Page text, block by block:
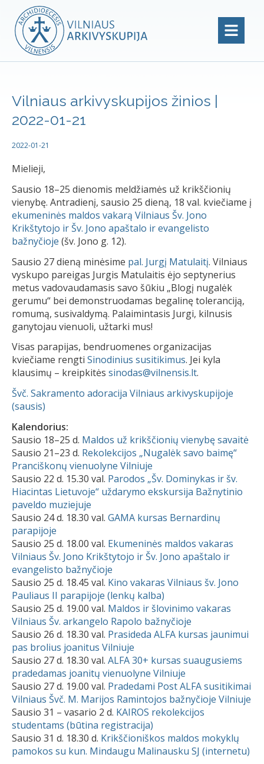
Vilniaus arkivyskupijos žinios |
2022-01-21
2022-01-21
Mielieji,
Sausio 18–25 dienomis meldžiamės už krikščionių
vienybę. Antradienį, sausio 25 dieną, 18 val. kviečiame į
ekumeninės maldos vakarą Vilniaus Šv. Jono
Krikštytojo ir Šv. Jono apaštalo ir evangelisto
bažnyčioje (šv. Jono g. 12).
Sausio 27 dieną minėsime pal. Jurgį Matulaitį. Vilniaus
vyskupo pareigas Jurgis Matulaitis ėjo septynerius
metus vadovaudamasis savo šūkiu „Blogį nugalėk
gerumu“ bei demonstruodamas begalinę toleranciją,
romumą, susivaldymą. Palaimintasis Jurgi, kilnusis
ganytojau vienuoli, užtarki mus!
Visas parapijas, bendruomenes organizacijas
kviečiame rengti Sinodinius susitikimus. Jei kyla
klausimų – kreipkitės sinodas@vilnensis.lt.
Švč. Sakramento adoracija Vilniaus arkivyskupijoje
(sausis)
Kalendorius:
Sausio 18–25 d. Maldos už krikščionių vienybę savaitė
Sausio 21–23 d. Rekolekcijos „Nugalėk savo baimę“
Pranciškonų vienuolyne Vilniuje
Sausio 22 d. 15.30 val. Parodos „Šv. Dominykas ir šv.
Hiacintas Lietuvoje“ uždarymo ekskursija Bažnytinio
paveldo muziejuje
Sausio 24 d. 18.30 val. GAMA kursas Bernardinų
parapijoje
Sausio 25 d. 18.00 val. Ekumeninės maldos vakaras
Vilniaus Šv. Jono Krikštytojo ir Šv. Jono apaštalo ir
evangelisto bažnyčioje
Sausio 25 d. 18.45 val. Kino vakaras Vilniaus šv. Jono
Pauliaus II parapijoje (lenkų kalba)
Sausio 25 d. 19.00 val. Maldos ir šlovinimo vakaras
Vilniaus Šv. arkangelo Rapolo bažnyčioje
Sausio 26 d. 18.30 val. Prasideda ALFA kursas jaunimui
pas brolius joanitus Vilniuje
Sausio 27 d. 18.30 val. ALFA 30+ kursas suaugusiems
pradedamas joanitų vienuolyne Vilniuje
Sausio 27 d. 19.00 val. Pradedami Post ALFA susitikimai
Vilniaus Švč. M. Marijos Ramintojos bažnyčioje Vilniuje
Sausio 31 – vasario 2 d. KAIROS rekolekcijos
studentams (būtina registracija)
Sausio 31 d. 18.30 d. Krikščioniškos maldos mokyklų
pamokos su kun. Mindaugu Malinausku SJ (internetu)